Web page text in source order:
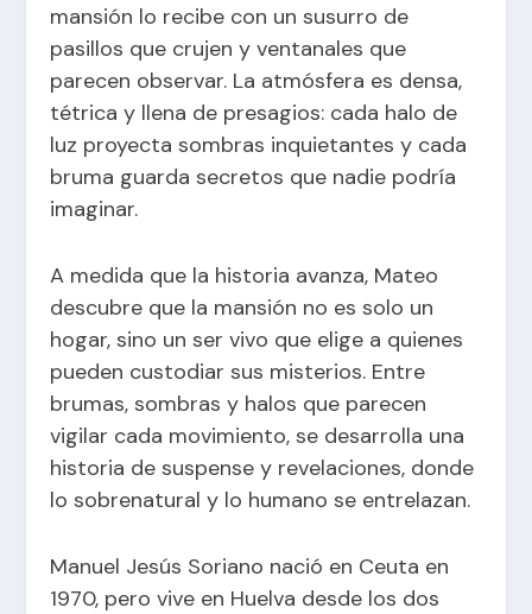
mansión lo recibe con un susurro de
pasillos que crujen y ventanales que
parecen observar. La atmósfera es densa,
tétrica y llena de presagios: cada halo de
luz proyecta sombras inquietantes y cada
bruma guarda secretos que nadie podría
imaginar.
A medida que la historia avanza, Mateo
descubre que la mansión no es solo un
hogar, sino un ser vivo que elige a quienes
pueden custodiar sus misterios. Entre
brumas, sombras y halos que parecen
vigilar cada movimiento, se desarrolla una
historia de suspense y revelaciones, donde
lo sobrenatural y lo humano se entrelazan.
Manuel Jesús Soriano nació en Ceuta en
1970, pero vive en Huelva desde los dos